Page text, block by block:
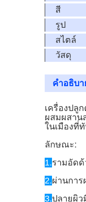
สี
รูป
สไตล์
วัสดุ
คําอธิบ
เครื่องปลู
ผสมผสาน
ในเมืองที่
ลักษณะ:
1.รามอัด
2.ผ่านการ
3.ปลายผิว